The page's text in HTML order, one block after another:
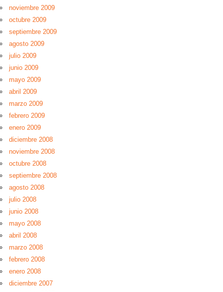
noviembre 2009
octubre 2009
septiembre 2009
agosto 2009
julio 2009
junio 2009
mayo 2009
abril 2009
marzo 2009
febrero 2009
enero 2009
diciembre 2008
noviembre 2008
octubre 2008
septiembre 2008
agosto 2008
julio 2008
junio 2008
mayo 2008
abril 2008
marzo 2008
febrero 2008
enero 2008
diciembre 2007